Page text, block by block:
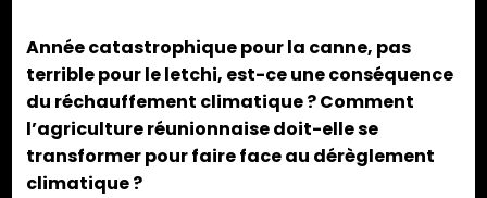
Année catastrophique pour la canne, pas
terrible pour le letchi, est-ce une conséquence
du réchauffement climatique ? Comment
l’agriculture réunionnaise doit-elle se
transformer pour faire face au dérèglement
climatique ?